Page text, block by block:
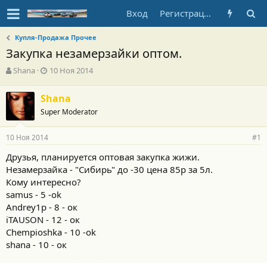
Вход Регистрация
Купля-Продажа Прочее
Закупка незамерзайки оптом.
А
т
о
р
т
е
м
ы
Shana
Д
а
н
а
л
а
10 Ноя 2014
Shana
Super Moderator
10 Ноя 2014 #1
Друзья, планируется оптовая закупка жижи.
Незамерзайка - "Сибирь" до -30 цена 85р за 5л.
Кому интересно?
samus - 5 -ok
Andrey1p - 8 - ок
iTAUSON - 12 - ок
Chempioshka - 10 -ok
shana - 10 - ок